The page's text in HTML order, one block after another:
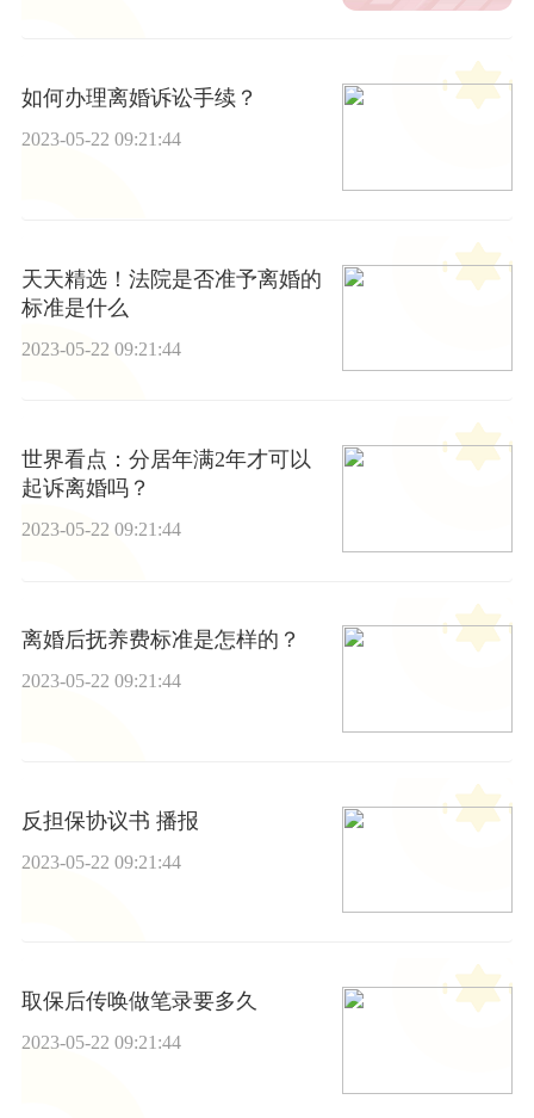
如何办理离婚诉讼手续？
2023-05-22 09:21:44
天天精选！法院是否准予离婚的
标准是什么
2023-05-22 09:21:44
世界看点：分居年满2年才可以
起诉离婚吗？
2023-05-22 09:21:44
离婚后抚养费标准是怎样的？
2023-05-22 09:21:44
反担保协议书 播报
2023-05-22 09:21:44
取保后传唤做笔录要多久
2023-05-22 09:21:44